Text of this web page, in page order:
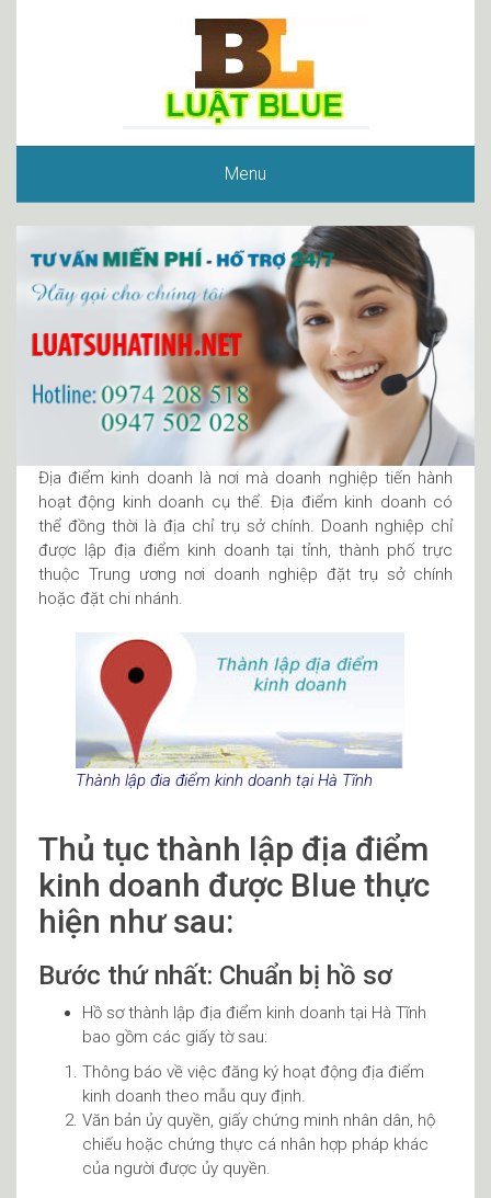
Menu
Địa điểm kinh doanh là nơi mà doanh nghiệp tiến hành
hoạt động kinh doanh cụ thể. Địa điểm kinh doanh có
thể đồng thời là địa chỉ trụ sở chính. Doanh nghiệp chỉ
được lập địa điểm kinh doanh tại tỉnh, thành phố trực
thuộc Trung ương nơi doanh nghiệp đặt trụ sở chính
hoặc đặt chi nhánh.
Thành lập đia điểm kinh doanh tại Hà Tĩnh
Thủ tục thành lập địa điểm
kinh doanh được Blue thực
hiện như sau:
Bước thứ nhất: Chuẩn bị hồ sơ
Hồ sơ thành lập địa điểm kinh doanh tại Hà Tĩnh
bao gồm các giấy tờ sau:
Thông báo về việc đăng ký hoạt động địa điểm
kinh doanh theo mẫu quy định.
Văn bản ủy quyền, giấy chứng minh nhân dân, hộ
chiếu hoặc chứng thực cá nhân hợp pháp khác
của người được ủy quyền.